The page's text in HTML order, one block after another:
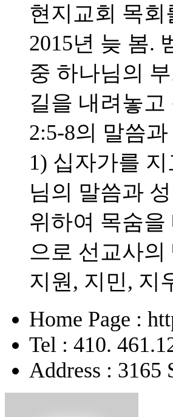
현지교회 목
2015년 늦 봄.
중 하나님의
길을 내려놓
2:5-8의 말씀
1) 십자가를
님의 말씀과
위하여 목숨
으로 선교사
지원, 지민, 지
Home Page :
Tel : 410.
Address : 3165